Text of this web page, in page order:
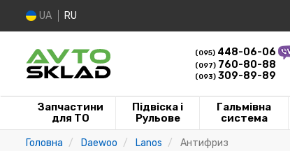
UA RU
(095) 448-06-06
(097) 760-80-88
(093) 309-89-89
Запчастини
для ТО
Підвіска і
Рульове
Гальмівна
система
Головна Daewoo Lanos Антифриз